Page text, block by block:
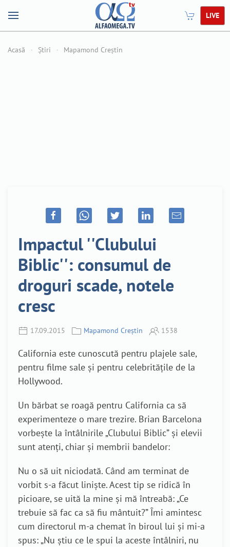
LIVE
Acasă Știri Mapamond Creștin
Impactul ''Clubului
Biblic'': consumul de
droguri scade, notele
cresc
17.09.2015 Mapamond Creștin 1538
California este cunoscută pentru plajele sale,
pentru filme sale și pentru celebritățile de la
Hollywood.
Un bărbat se roagă pentru California ca să
experimenteze o mare trezire. Brian Barcelona
vorbește la întâlnirile „Clubului Biblic” și elevii
sunt atenți, chiar și membrii bandelor:
Nu o să uit niciodată. Când am terminat de
vorbit s-a făcut liniște. Acest tip se ridică în
picioare, se uită la mine și mă întreabă: „Ce
trebuie să fac ca să fiu mântuit?” Îmi amintesc
cum directorul m-a chemat în biroul lui și mi-a
spus: „Nu știu ce le spui la aceste întâlniri, nu